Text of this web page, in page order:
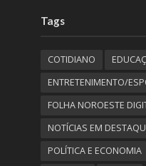
Tags
COTIDIANO
ENTRETENIMENTO/
FOLHA NOROESTE
NOTÍCIAS EM
POLÍTICA E ECONOMIA